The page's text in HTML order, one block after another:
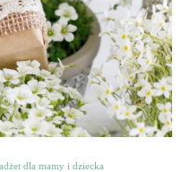
dla mamy i dziecka